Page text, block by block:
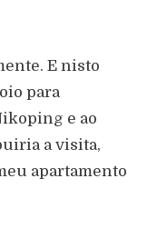
E nisto
para
e ao
a visita,
apartamento